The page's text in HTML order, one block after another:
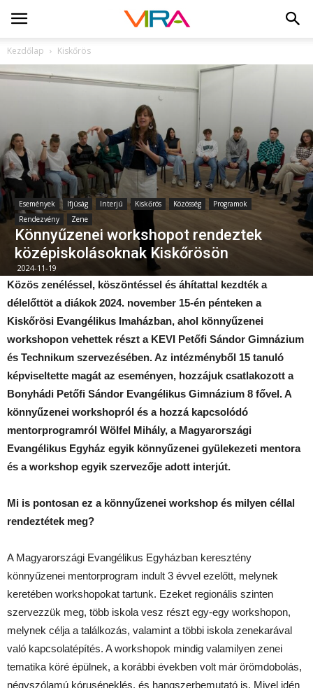
Kezdőlap Kiskőrös
Események Ifjúság Interjú Kiskőrös Közösség
Programok
Rendezvény
Zene
Könnyűzenei workshopot rendeztek
középiskolásoknak Kiskőrösön
2024-11-19
Közös zenéléssel, köszöntéssel és áhítattal kezdték a
délelőttöt a diákok 2024. november 15-én pénteken a
Kiskőrösi Evangélikus Imaházban, ahol könnyűzenei
workshopon vehettek részt a KEVI Petőfi Sándor Gimnázium
és Technikum szervezésében. Az intézményből 15 tanuló
képviseltette magát az eseményen, hozzájuk csatlakozott a
Bonyhádi Petőfi Sándor Evangélikus Gimnázium 8 fővel. A
könnyűzenei workshopról és a hozzá kapcsolódó
mentorprogramról Wölfel Mihály, a Magyarországi
Evangélikus Egyház egyik könnyűzenei gyülekezeti mentora
és a workshop egyik szervezője adott interjút.
Mi is pontosan ez a könnyűzenei workshop és milyen céllal
rendeztétek meg?
A Magyarországi Evangélikus Egyházban keresztény
könnyűzenei mentorprogram indult 3 évvel ezelőtt, melynek
keretében workshopokat tartunk. Ezeket regionális szinten
szervezzük meg, több iskola vesz részt egy-egy workshopon,
melynek célja a találkozás, valamint a többi iskola zenekarával
való kapcsolatépítés. A workshopok mindig valamilyen zenei
tematika köré épülnek, a korábbi években volt már örömdobolás,
négyszólamú kóruséneklés, és hangszerbemutató is. Mivel idén